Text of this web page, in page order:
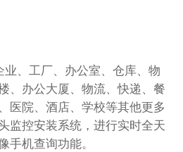
、工厂、办公室、仓库、物
、办公大厦、物流、快递、餐
医院、酒店、学校等其他更多
监控安装系统，进行实时全天
手机查询功能。